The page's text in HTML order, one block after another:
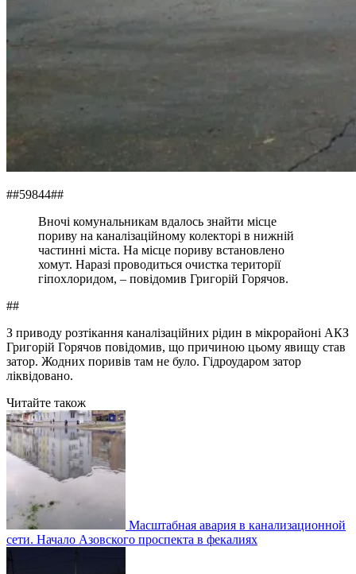
##59844##
Вночі комунальникам вдалось знайти місце
пориву на каналізаційному колекторі в нижній
частинні міста. На місце пориву встановлено
хомут. Наразі проводиться очистка території
гіпохлоридом, – повідомив Григорій Горячов.
##
З приводу розтікання каналізаційних рідин в мікрорайоні АКЗ
Григорій Горячов повідомив, що причиною цьому явищу став
затор. Жодних поривів там не було. Гідроударом затор
ліквідовано.
Читайте також
Масштабная авария в канализационной
сети. Начало Азовского проспекта в фекалиях